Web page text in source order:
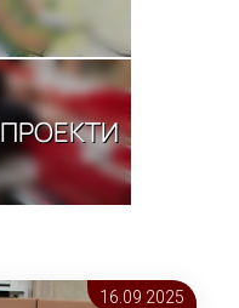
ПРОЕКТИ
16.09 2025